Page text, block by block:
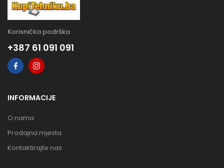
Korisnička podrška
+387 61 091 091
INFORMACIJE
O nama
Prodajna mjesta
Kontaktirajte nas